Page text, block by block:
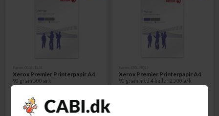
Xerox Premier Printerpapir A4
90 gram 500 ark
Pris v/40 pk. - pr. pk.:
53,00 DKK
Xerox Premier Printerpapir A4
90 gram med 4 huller 2.500 ark